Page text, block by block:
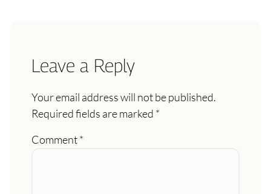
Leave a Reply
Your email address will not be published.
Required fields are marked *
Comment*